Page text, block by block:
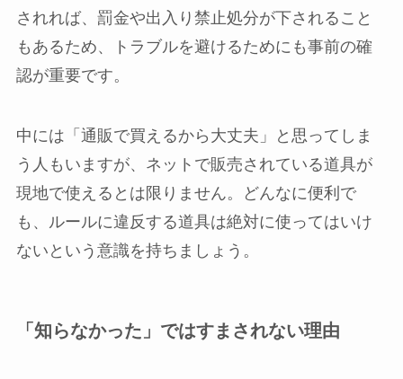
されれば、罰金や出入り禁止処分が下されること
もあるため、トラブルを避けるためにも事前の確
認が重要です。
中には「通販で買えるから大丈夫」と思ってしま
う人もいますが、ネットで販売されている道具が
現地で使えるとは限りません。どんなに便利で
も、ルールに違反する道具は絶対に使ってはいけ
ないという意識を持ちましょう。
「知らなかった」ではすまされない理由